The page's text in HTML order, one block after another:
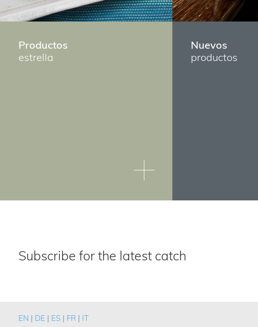
Productos
estrella
Nuevos
productos
Subscribe for the latest catch
EN DE ES FR IT